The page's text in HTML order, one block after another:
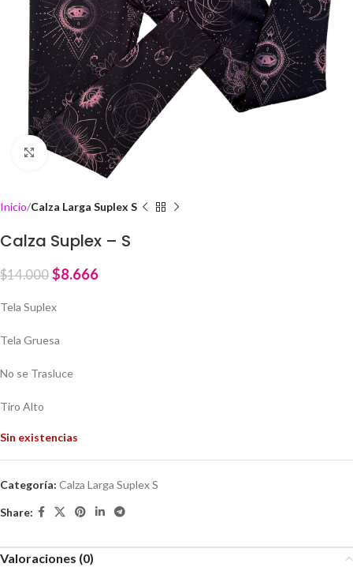
Click to enlarge
Inicio Calza Larga Suplex S
Calza Suplex – S
$14.000 $8.666
Tela Suplex
Tela Gruesa
No se Trasluce
Tiro Alto
Sin existencias
Categoría: Calza Larga Suplex S
Share:
Valoraciones (0)